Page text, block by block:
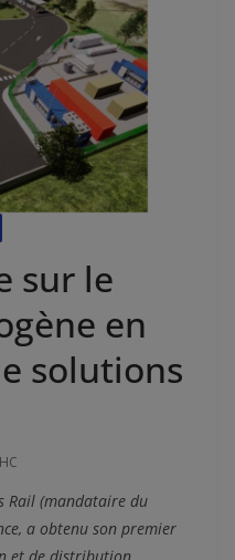
sur le
en
solutions
Rail (mandataire du
a obtenu son premier